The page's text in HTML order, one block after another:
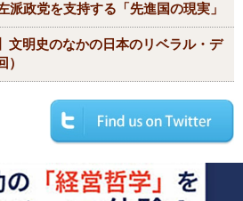
派政党を支持する「先進国の現実」
文明史のなかの日本のリベラル・デ